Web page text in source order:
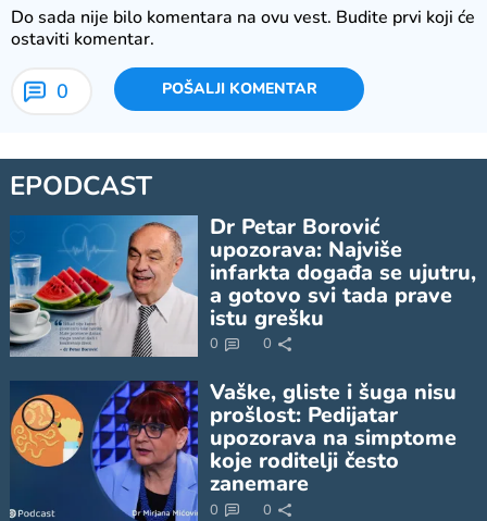
Do sada nije bilo komentara na ovu vest. Budite prvi koji će
ostaviti komentar.
0 POŠALJI KOMENTAR
EPODCAST
Dr Petar Borović
upozorava: Najviše
infarkta događa se ujutru,
a gotovo svi tada prave
istu grešku
0 0
Vaške, gliste i šuga nisu
prošlost: Pedijatar
upozorava na simptome
koje roditelji često
zanemare
0 0